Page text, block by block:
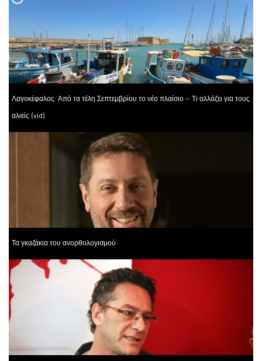
Λαγοκέφαλος: Από τα τέλη Σεπτεμβρίου το νέο πλαίσιο – Τι αλλάζει για τους
αλιείς (vid)
Τα γκαζάκια του ανορθολογισμού